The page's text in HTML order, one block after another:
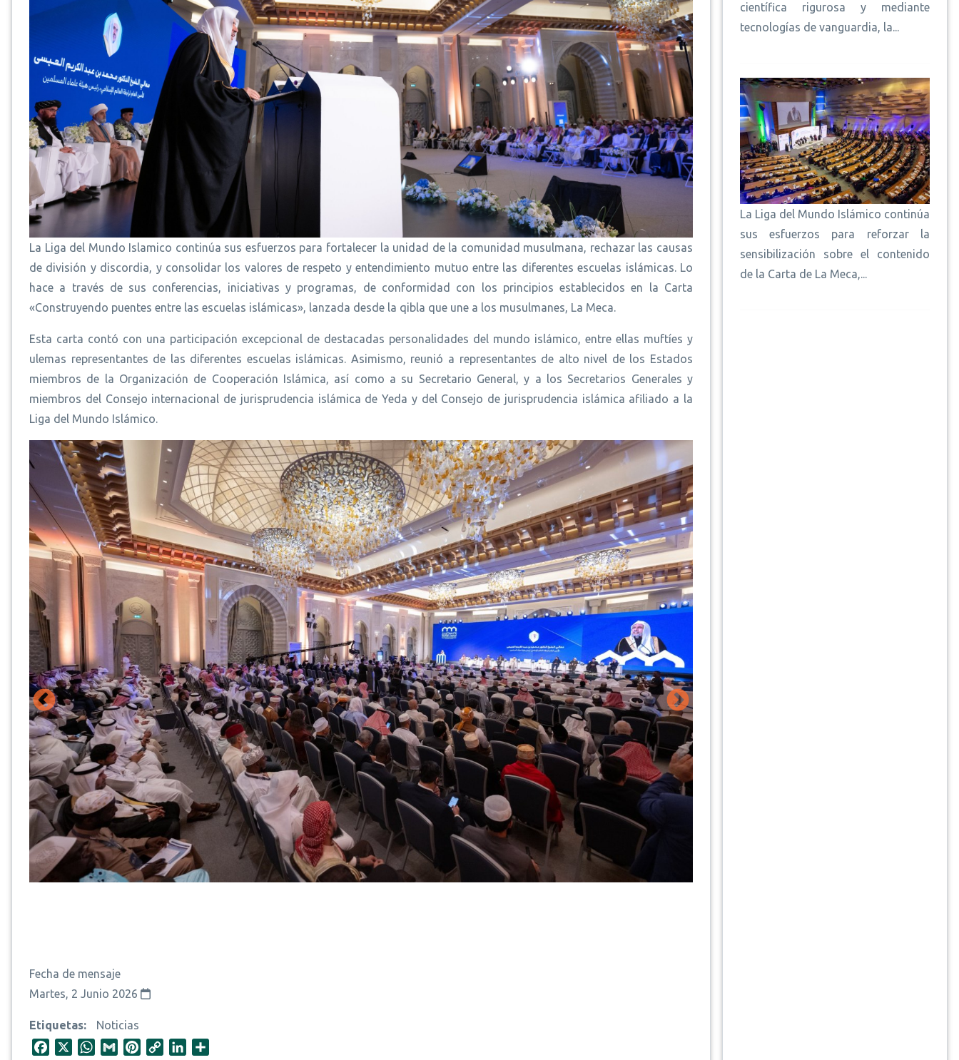
La Liga del Mundo Islamico continúa sus esfuerzos para fortalecer la unidad de la comunidad musulmana, rechazar las causas
de división y discordia, y consolidar los valores de respeto y entendimiento mutuo entre las diferentes escuelas islámicas. Lo
hace a través de sus conferencias, iniciativas y programas, de conformidad con los principios establecidos en la Carta
«Construyendo puentes entre las escuelas islámicas», lanzada desde la qibla que une a los musulmanes, La Meca.
Esta carta contó con una participación excepcional de destacadas personalidades del mundo islámico, entre ellas muftíes y
ulemas representantes de las diferentes escuelas islámicas. Asimismo, reunió a representantes de alto nivel de los Estados
miembros de la Organización de Cooperación Islámica, así como a su Secretario General, y a los Secretarios Generales y
miembros del Consejo internacional de jurisprudencia islámica de Yeda y del Consejo de jurisprudencia islámica afiliado a la
Liga del Mundo Islámico.
Fecha de mensaje
Martes, 2 Junio 2026
Etiquetas
Noticias
W
científica rigurosa y mediante
tecnologías de vanguardia, la...
La Liga del Mundo Islámico continúa
sus esfuerzos para reforzar la
sensibilización sobre el contenido
de la Carta de La Meca,...